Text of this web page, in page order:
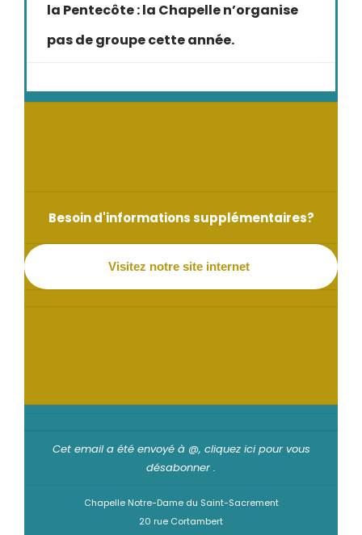
la Pentecôte : la Chapelle n’organise
pas de groupe cette année.
Besoin d'informations supplémentaires?
Visitez notre site internet
Cet email a été envoyé à @, cliquez ici pour vous
désabonner .
Chapelle Notre-Dame du Saint-Sacrement
20 rue Cortambert